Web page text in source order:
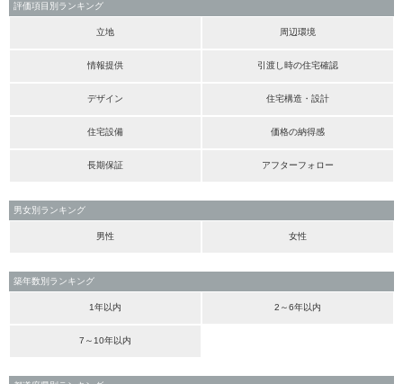
評価項目別ランキング
立地 周辺環境
情報提供 引渡し時の住宅確認
デザイン 住宅構造・設計
住宅設備 価格の納得感
長期保証 アフターフォロー
男女別ランキング
男性 女性
築年数別ランキング
1年以内 2～6年以内
7～10年以内